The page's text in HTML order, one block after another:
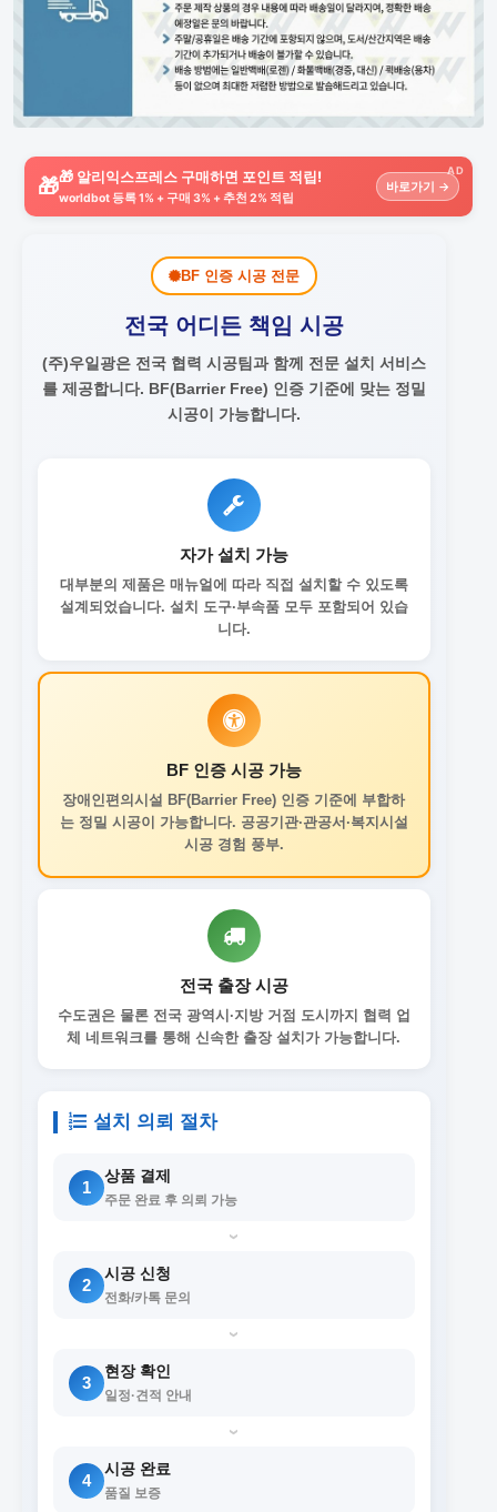
AD
🎁🎁 알리익스프레스 구매하면 포인트 적립!
worldbot 등록 1% + 구매 3% + 추천 2% 적립
바로가기 →
BF 인증 시공 전문
전국 어디든 책임 시공
(주)우일광은 전국 협력 시공팀과 함께 전문 설치 서비스
를 제공합니다. BF(Barrier Free) 인증 기준에 맞는 정밀
시공이 가능합니다.
자가 설치 가능
대부분의 제품은 매뉴얼에 따라 직접 설치할 수 있도록
설계되었습니다. 설치 도구·부속품 모두 포함되어 있습
니다.
BF 인증 시공 가능
장애인편의시설 BF(Barrier Free) 인증 기준에 부합하
는 정밀 시공이 가능합니다. 공공기관·관공서·복지시설
시공 경험 풍부.
전국 출장 시공
수도권은 물론 전국 광역시·지방 거점 도시까지 협력 업
체 네트워크를 통해 신속한 출장 설치가 가능합니다.
설치 의뢰 절차
1
상품 결제
주문 완료 후 의뢰 가능
›
2
시공 신청
전화/카톡 문의
›
3
현장 확인
일정·견적 안내
›
4
시공 완료
품질 보증